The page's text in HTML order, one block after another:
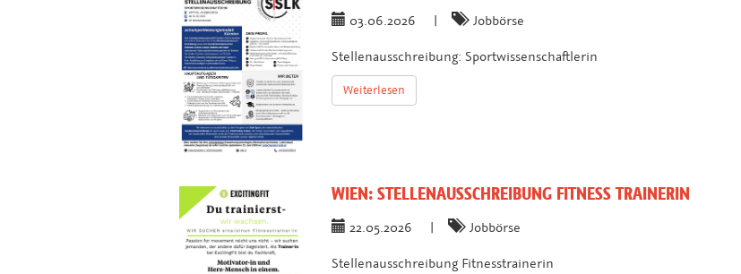
03.06.2026 | Jobbörse
Stellenausschreibung: Sportwissenschaftlerin
Weiterlesen
WIEN:STELLENAUSSCHREIBUNG FITNESS TRAINERIN
22.05.2026 | Jobbörse
Stellenausschreibung Fitnesstrainerin